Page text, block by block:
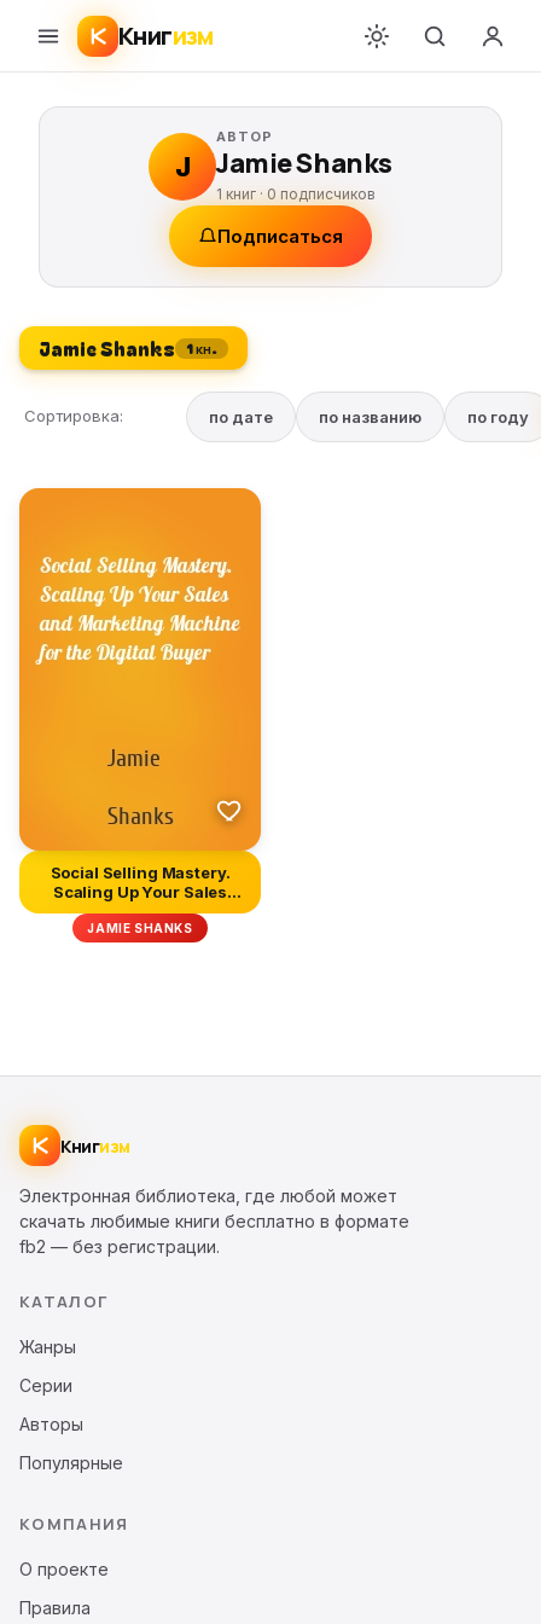
Книгизм
J
АВТОР
Jamie Shanks
1 книг ·0 подписчиков
Подписаться
Jamie Shanks 1 кн.
Сортировка: по дате по названию по году
Social Selling Mastery.
Scaling Up Your Sales
and...
JAMIE SHANKS
Книгизм
Электронная библиотека, где любой может
скачать любимые книги бесплатно в формате
fb2 — без регистрации.
КАТАЛОГ
Жанры
Серии
Авторы
Популярные
КОМПАНИЯ
О проекте
Правила